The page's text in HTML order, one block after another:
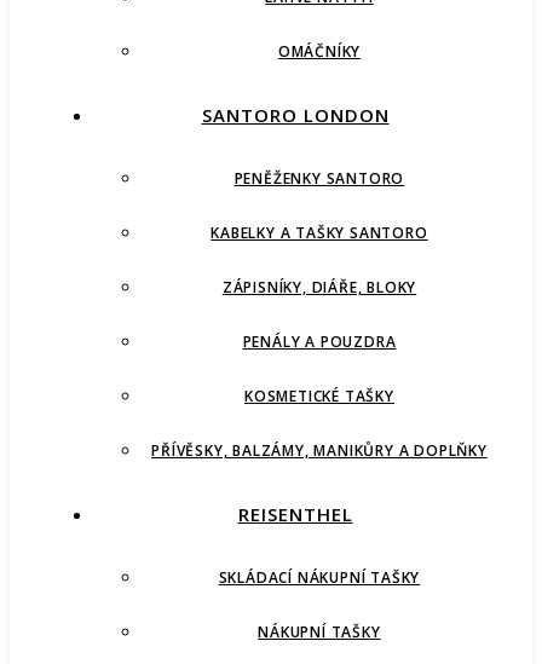
OMÁČNÍKY
SANTORO LONDON
PENĚŽENKY SANTORO
KABELKY A TAŠKY SANTORO
ZÁPISNÍKY, DIÁŘE, BLOKY
PENÁLY A POUZDRA
KOSMETICKÉ TAŠKY
PŘÍVĚSKY, BALZÁMY, MANIKŮRY A DOPLŇKY
REISENTHEL
SKLÁDACÍ NÁKUPNÍ TAŠKY
NÁKUPNÍ TAŠKY